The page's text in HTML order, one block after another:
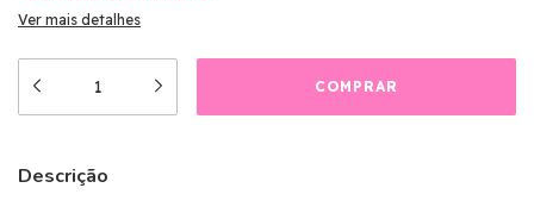
Ver mais detalhes
Descrição